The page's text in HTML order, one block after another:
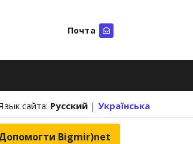
Почта
сайта: Русский | Українська
Bigmir)net